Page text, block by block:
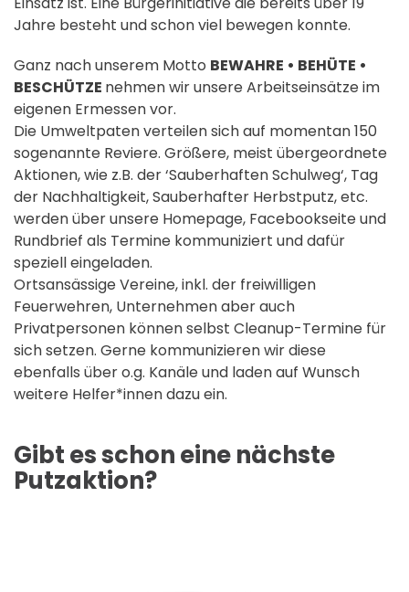
Jahre besteht und schon viel bewegen konnte.
Ganz nach unserem Motto BEWAHRE • BEHÜTE •
BESCHÜTZE nehmen wir unsere Arbeitseinsätze im
eigenen Ermessen vor.
Die Umweltpaten verteilen sich auf momentan 150
sogenannte Reviere. Größere, meist übergeordnete
Aktionen, wie z.B. der ‘Sauberhaften Schulweg‘, Tag
der Nachhaltigkeit, Sauberhafter Herbstputz, etc.
werden über unsere Homepage, Facebookseite und
Rundbrief als Termine kommuniziert und dafür
speziell eingeladen.
Ortsansässige Vereine, inkl. der freiwilligen
Feuerwehren, Unternehmen aber auch
Privatpersonen können selbst Cleanup-Termine für
sich setzen. Gerne kommunizieren wir diese
ebenfalls über o.g. Kanäle und laden auf Wunsch
weitere Helfer*innen dazu ein.
Gibt es schon eine nächste
Putzaktion?